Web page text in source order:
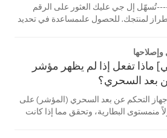
تُسهّل إل جي عليك العثور على الرقم
لمنتجك. للحصول علىمساعدة في تحديد
ماذا تفعل إذا لم يظهر مؤشر
بعد السحري؟
التحكم عن بعد السحري (المؤشر) على
منمستوى البطارية، وتحقق مما إذا كانت